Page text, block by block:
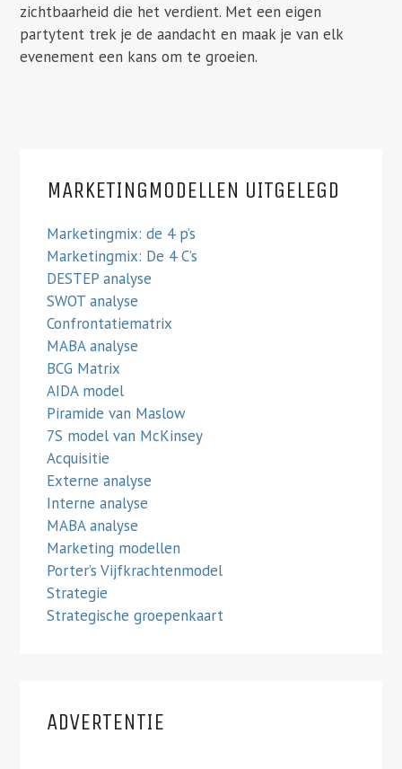
zichtbaarheid die het verdient. Met een eigen
partytent trek je de aandacht en maak je van elk
evenement een kans om te groeien.
MARKETINGMODELLEN UITGELEGD
Marketingmix: de 4 p’s
Marketingmix: De 4 C’s
DESTEP analyse
SWOT analyse
Confrontatiematrix
MABA analyse
BCG Matrix
AIDA model
Piramide van Maslow
7S model van McKinsey
Acquisitie
Externe analyse
Interne analyse
MABA analyse
Marketing modellen
Porter’s Vijfkrachtenmodel
Strategie
Strategische groepenkaart
ADVERTENTIE